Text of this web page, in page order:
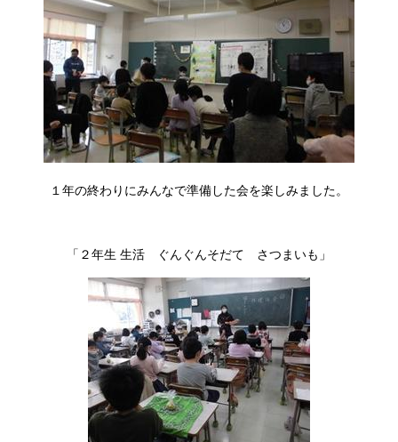
１年の終わりにみんなで準備した会を楽しみました。
「２年生 生活 ぐんぐんそだて さつまいも」